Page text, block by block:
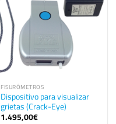
FISURÓMETROS
Dispositivo para visualizar
grietas (Crack-Eye)
1.495,00€